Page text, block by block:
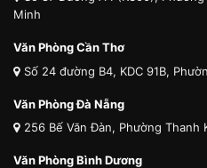
Minh
Văn Phòng Cần Thơ
Số 24 đường B4, KDC 91B,
Văn Phòng Đà Nẵng
256 Bế Văn Đàn, Phường Thanh
Văn Phòng Bình Dương